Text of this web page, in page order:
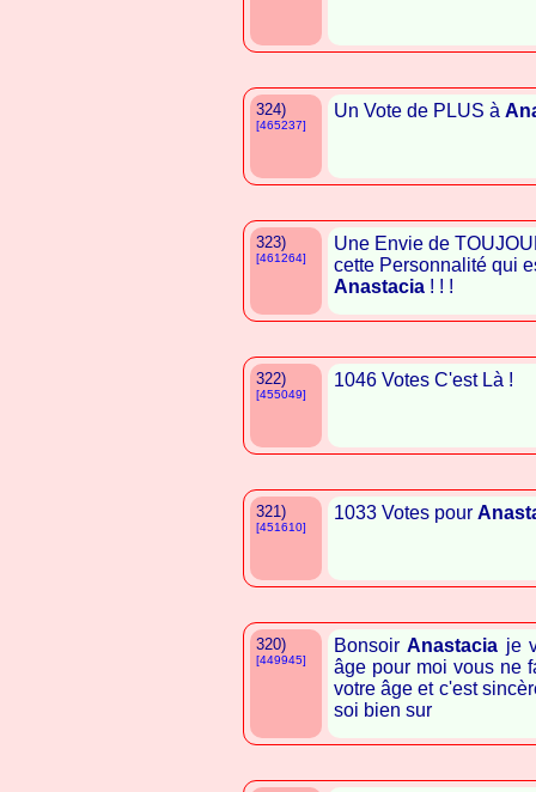
324)
[465237]
Un Vote de PLUS à
323)
[461264]
Une Envie de
cette Personnalité qui
Anastacia ! ! !
322)
[455049]
1046 Votes C'est Là !
321)
[451610]
1033 Votes pour
320)
[449945]
BonsoirAnastacia je
âge pour moi vous ne
votre âge et c'est
soi bien sur